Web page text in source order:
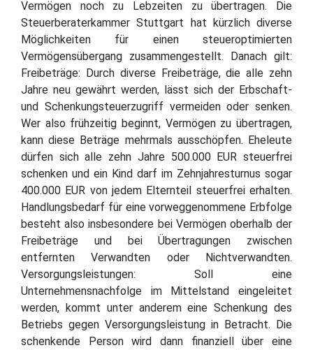
Vermögen noch zu Lebzeiten zu übertragen. Die
Steuerberaterkammer Stuttgart hat kürzlich diverse
Möglichkeiten für einen steueroptimierten
Vermögensübergang zusammengestellt. Danach gilt:
Freibeträge: Durch diverse Freibeträge, die alle zehn
Jahre neu gewährt werden, lässt sich der Erbschaft-
und Schenkungsteuerzugriff vermeiden oder senken.
Wer also frühzeitig beginnt, Vermögen zu übertragen,
kann diese Beträge mehrmals ausschöpfen. Eheleute
dürfen sich alle zehn Jahre 500.000 EUR steuerfrei
schenken und ein Kind darf im Zehnjahresturnus sogar
400.000 EUR von jedem Elternteil steuerfrei erhalten.
Handlungsbedarf für eine vorweggenommene Erbfolge
besteht also insbesondere bei Vermögen oberhalb der
Freibeträge und bei Übertragungen zwischen
entfernten Verwandten oder Nichtverwandten.
Versorgungsleistungen: Soll eine
Unternehmensnachfolge im Mittelstand eingeleitet
werden, kommt unter anderem eine Schenkung des
Betriebs gegen Versorgungsleistung in Betracht. Die
schenkende Person wird dann finanziell über eine